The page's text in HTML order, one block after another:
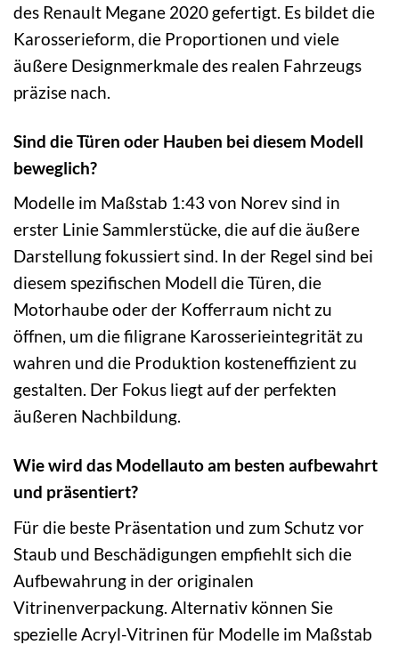
des Renault Megane 2020 gefertigt. Es bildet die
Karosserieform, die Proportionen und viele
äußere Designmerkmale des realen Fahrzeugs
präzise nach.
Sind die Türen oder Hauben bei diesem Modell
beweglich?
Modelle im Maßstab 1:43 von Norev sind in
erster Linie Sammlerstücke, die auf die äußere
Darstellung fokussiert sind. In der Regel sind bei
diesem spezifischen Modell die Türen, die
Motorhaube oder der Kofferraum nicht zu
öffnen, um die filigrane Karosserieintegrität zu
wahren und die Produktion kosteneffizient zu
gestalten. Der Fokus liegt auf der perfekten
äußeren Nachbildung.
Wie wird das Modellauto am besten aufbewahrt
und präsentiert?
Für die beste Präsentation und zum Schutz vor
Staub und Beschädigungen empfiehlt sich die
Aufbewahrung in der originalen
Vitrinenverpackung. Alternativ können Sie
spezielle Acryl-Vitrinen für Modelle im Maßstab